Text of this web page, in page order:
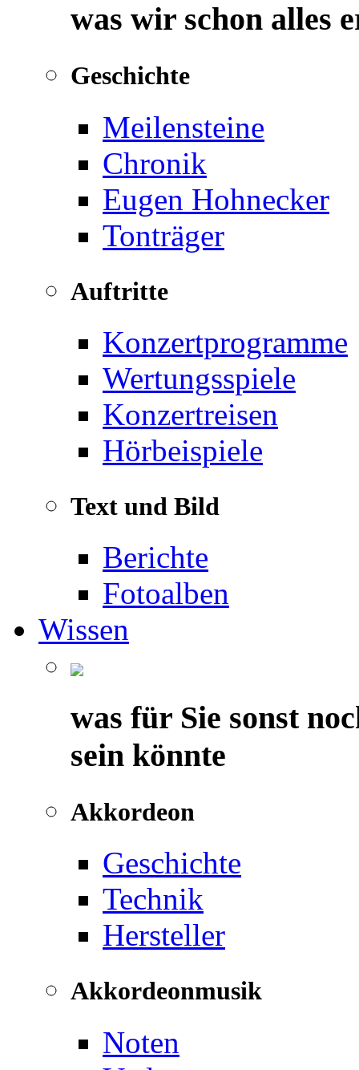
was wir schon alles
Geschichte
Meilensteine
Chronik
Eugen Hohnecker
Tonträger
Auftritte
Konzertprogramme
Wertungsspiele
Konzertreisen
Hörbeispiele
Text und Bild
Berichte
Fotoalben
Wissen
was für Sie sonst
sein könnte
Akkordeon
Geschichte
Technik
Hersteller
Akkordeonmusik
Noten